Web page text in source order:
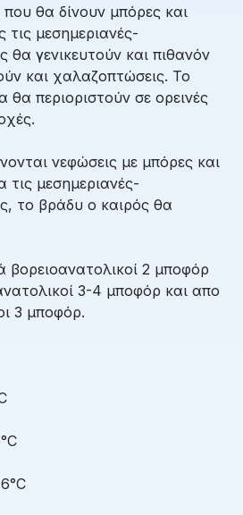
που θα δίνουν μπόρες και
τις μεσημεριανές-
θα γενικευτούν και πιθανόν
και χαλαζοπτώσεις. Το
θα περιοριστούν σε ορεινές
νεφώσεις με μπόρες και
τις μεσημεριανές-
το βράδυ ο καιρός θα
βορειοανατολικοί 2 μποφόρ
3-4 μποφόρ και απο
3 μποφόρ.